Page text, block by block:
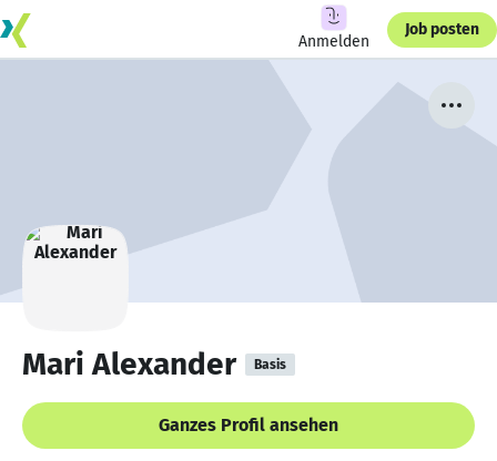
Anmelden
Job posten
Mari Alexander Basis
Ganzes Profil ansehen